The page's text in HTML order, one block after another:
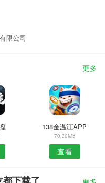
限公司
更多
138金温江APP
70.30MB
查看
下载了